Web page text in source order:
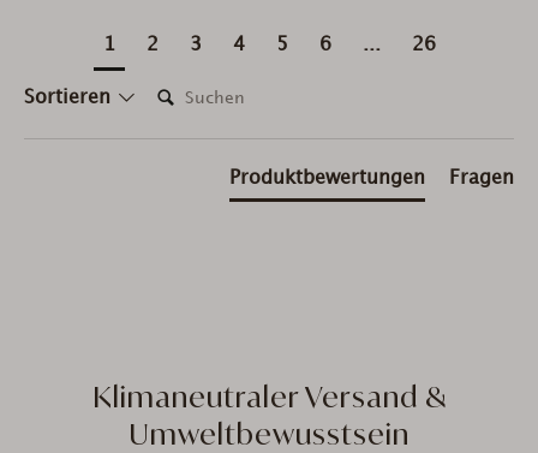
Sortieren
Produktbewertungen Fragen
1 2 3 4 5 6 ... 26
Klimaneutraler Versand &
Umweltbewusstsein